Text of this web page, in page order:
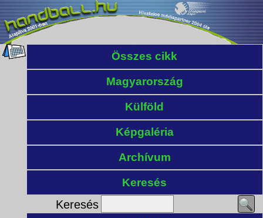
Összes cikk
Magyarország
Külföld
Képgaléria
Archívum
Keresés
Keresés